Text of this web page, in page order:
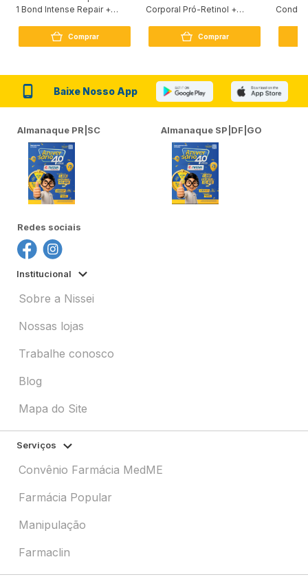
1 Bond Intense Repair +
Comprar
Corporal Pró-Retinol +
Comprar
Baixe Nosso App
Almanaque PR|SC Almanaque SP|DF|GO
Redes sociais
Institucional
Sobre a Nissei
Nossas lojas
Trabalhe conosco
Blog
Mapa do Site
Serviços
Convênio Farmácia MedME
Farmácia Popular
Manipulação
Farmaclin